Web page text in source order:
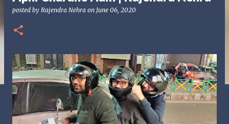
posted by Rajendra Nehra on June 06, 2020